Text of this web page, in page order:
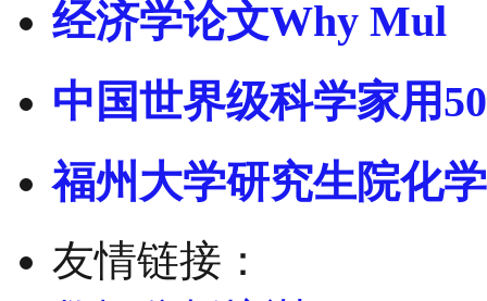
经济学论文Why Mul
中国世界级科学家用
福州大学研究生院化
友情链接：